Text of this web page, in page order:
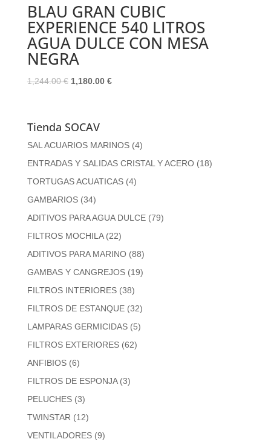
BLAU GRAN CUBIC
EXPERIENCE 540 LITROS
AGUA DULCE CON MESA
NEGRA
1,244.00€ El
era:
1,180.00 €El
Tienda SOCAV
SAL ACUARIOS MARINOS (4)
ENTRADAS Y SALIDAS CRISTAL Y ACERO (18)
TORTUGAS ACUATICAS (4)
GAMBARIOS (34)
ADITIVOS PARA AGUA DULCE (79)
FILTROS MOCHILA (22)
ADITIVOS PARA MARINO (88)
GAMBAS Y CANGREJOS (19)
FILTROS INTERIORES (38)
FILTROS DE ESTANQUE (32)
LAMPARAS GERMICIDAS (5)
FILTROS EXTERIORES (62)
ANFIBIOS (6)
FILTROS DE ESPONJA (3)
PELUCHES (3)
TWINSTAR (12)
VENTILADORES (9)